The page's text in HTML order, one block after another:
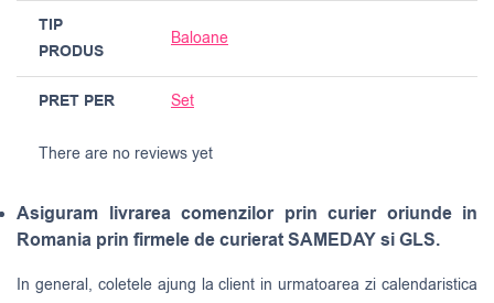
TIP
PRODUS
Baloane
PRET PER Set
There are no reviews yet
Asiguram livrarea comenzilor prin curier oriunde in
Romania prin firmele de curierat SAMEDAY si GLS.
In general, coletele ajung la client in urmatoarea zi calendaristica